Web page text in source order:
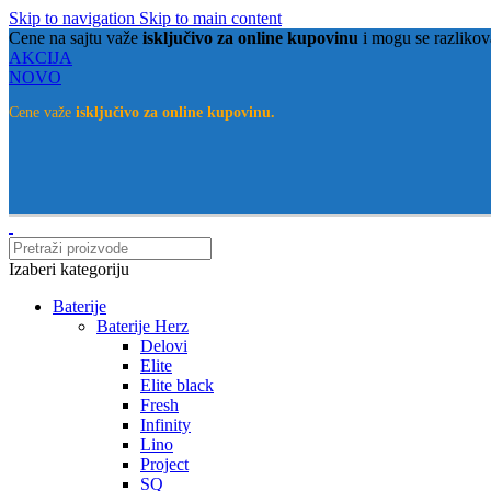
Skip to navigation Skip to main content
Cene na sajtu važe isključivo za online kupovinu i mogu se
AKCIJA
NOVO
Cene važe isključivo za online kupovinu.
Izaberi kategoriju
Baterije
Baterije Herz
Delovi
Elite
Elite black
Fresh
Infinity
Lino
Project
SQ